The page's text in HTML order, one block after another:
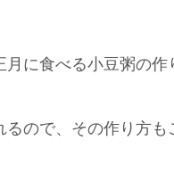
月に食べる小豆粥の
るので、その作り方も